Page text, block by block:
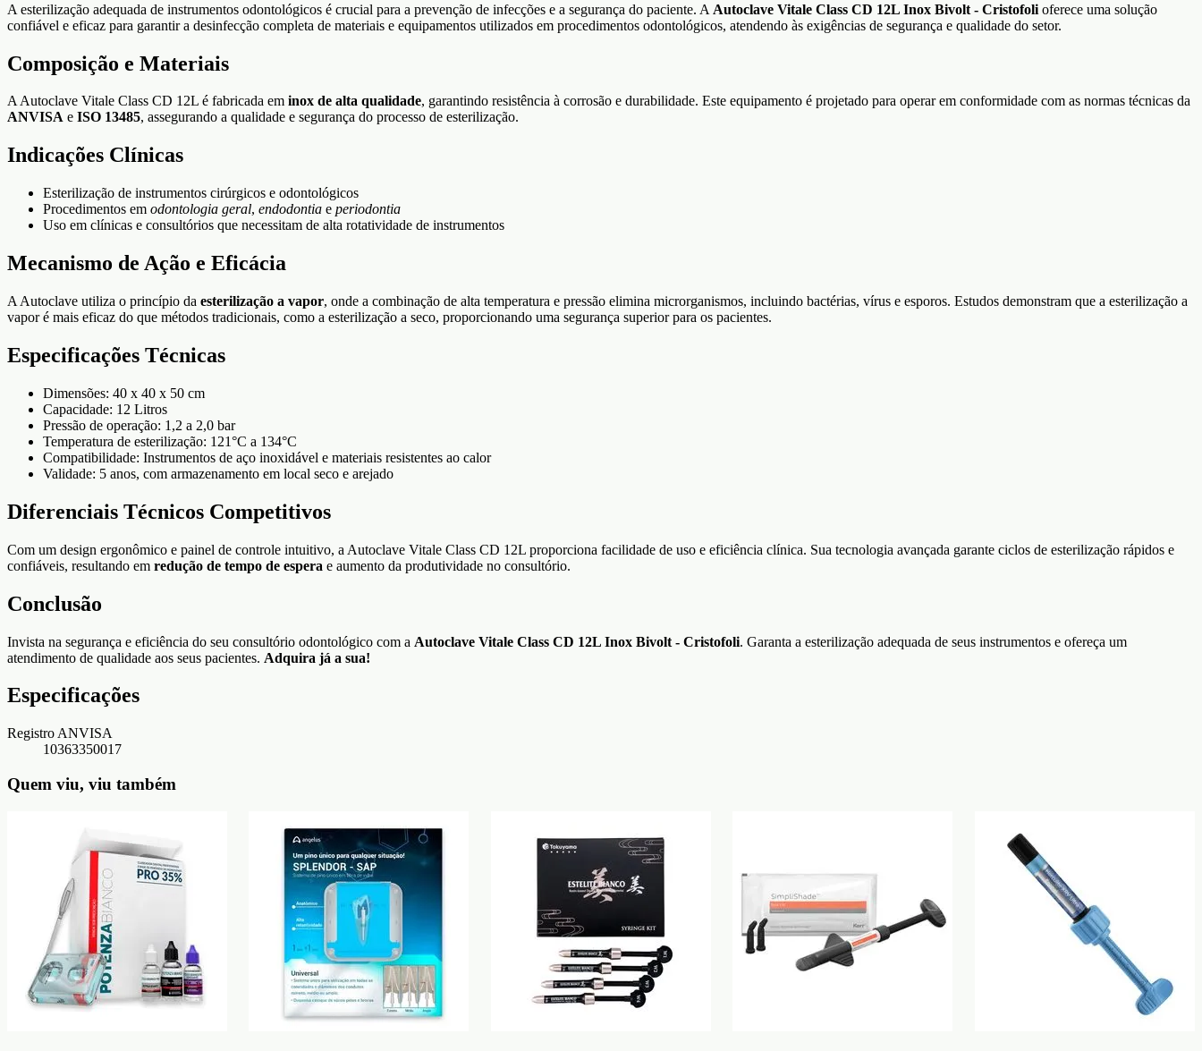
A esterilização adequada de instrumentos odontológicos é crucial para a prevenção de infecções e a segurança do paciente. A Autoclave Vitale Class CD 12L Inox Bivolt - Cristofoli oferece uma solução
confiável e eficaz para garantir a desinfecção completa de materiais e equipamentos utilizados em procedimentos odontológicos, atendendo às exigências de segurança e qualidade do setor.
Composição e Materiais
A Autoclave Vitale Class CD 12L é fabricada em inox de alta qualidade, garantindo resistência à corrosão e durabilidade. Este equipamento é projetado para operar em conformidade com as normas técnicas da
ANVISA e ISO 13485, assegurando a qualidade e segurança do processo de esterilização.
Indicações Clínicas
Esterilização de instrumentos cirúrgicos e odontológicos
Procedimentos em odontologia geral, endodontia e periodontia
Uso em clínicas e consultórios que necessitam de alta rotatividade de instrumentos
Mecanismo de Ação e Eficácia
A Autoclave utiliza o princípio da esterilização a vapor, onde a combinação de alta temperatura e pressão elimina microrganismos, incluindo bactérias, vírus e esporos. Estudos demonstram que a esterilização a
vapor é mais eficaz do que métodos tradicionais, como a esterilização a seco, proporcionando uma segurança superior para os pacientes.
Especificações Técnicas
Dimensões: 40 x 40 x 50 cm
Capacidade: 12 Litros
Pressão de operação: 1,2 a 2,0 bar
Temperatura de esterilização: 121°C a 134°C
Compatibilidade: Instrumentos de aço inoxidável e materiais resistentes ao calor
Validade: 5 anos, com armazenamento em local seco e arejado
Diferenciais Técnicos Competitivos
Com um design ergonômico e painel de controle intuitivo, a Autoclave Vitale Class CD 12L proporciona facilidade de uso e eficiência clínica. Sua tecnologia avançada garante ciclos de esterilização rápidos e
confiáveis, resultando em redução de tempo de espera e aumento da produtividade no consultório.
Conclusão
Invista na segurança e eficiência do seu consultório odontológico com a Autoclave Vitale Class CD 12L Inox Bivolt - Cristofoli. Garanta a esterilização adequada de seus instrumentos e ofereça um
atendimento de qualidade aos seus pacientes. Adquira já a sua!
Especificações
Registro ANVISA
10363350017
Quem viu, viu também